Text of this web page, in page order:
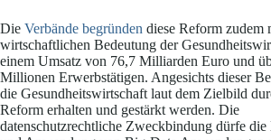
Die Verbände begründen diese Reform zudem
wirtschaftlichen Bedeutung der
einem Umsatz von 76,7 Milliarden Euro und
Millionen Erwerbstätigen. Angesichts dieser
die Gesundheitswirtschaft laut dem Zielbild
Reform erhalten und gestärkt werden. Die
datenschutzrechtliche Zweckbindung dürfe